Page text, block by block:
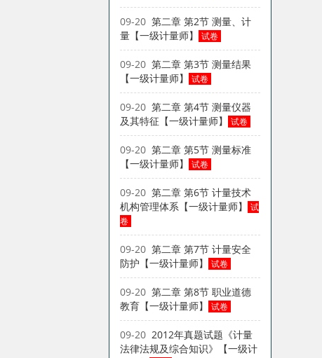
09-20 第二章 第2节 测量、计
量【一级计量师】
试卷
09-20 第二章 第3节 测量结果
【一级计量师】
试卷
09-20 第二章 第4节 测量仪器
及其特征【一级计量师】
试卷
09-20 第二章 第5节 测量标准
【一级计量师】
试卷
09-20 第二章 第6节 计量技术
机构管理体系【一级计量师】
试
卷
09-20 第二章 第7节 计量安全
防护【一级计量师】
试卷
09-20 第二章 第8节 职业道德
教育【一级计量师】
试卷
09-20 2012年真题试题《计量
法律法规及综合知识》【一级计